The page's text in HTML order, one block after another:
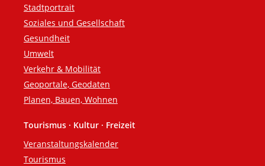
Stadtportrait
Soziales und Gesellschaft
Gesundheit
Umwelt
Verkehr & Mobilität
Geoportale, Geodaten
Planen, Bauen, Wohnen
Tourismus · Kultur · Freizeit
Veranstaltungskalender
Tourismus